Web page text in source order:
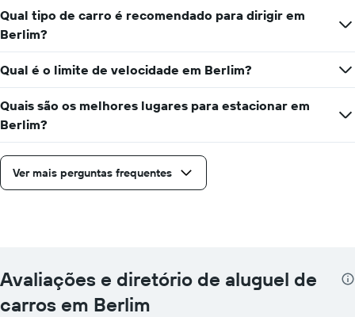
Qual tipo de carro é recomendado para dirigir em
Berlim?
Qual é o limite de velocidade em Berlim?
Quais são os melhores lugares para estacionar em
Berlim?
Ver mais perguntas frequentes
Avaliações e diretório de aluguel de
carros em Berlim